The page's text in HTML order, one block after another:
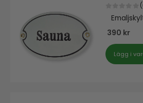
out of 5
390 kr
Lägg i